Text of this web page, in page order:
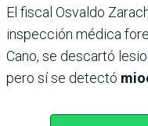
El fiscal Osvaldo
inspección médica
Cano, se descartó
pero sí se detectó